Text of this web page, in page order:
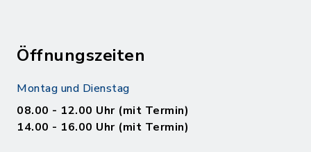
Öffnungszeiten
Montag und Dienstag
08.00 - 12.00 Uhr (mit Termin)
14.00 - 16.00 Uhr (mit Termin)